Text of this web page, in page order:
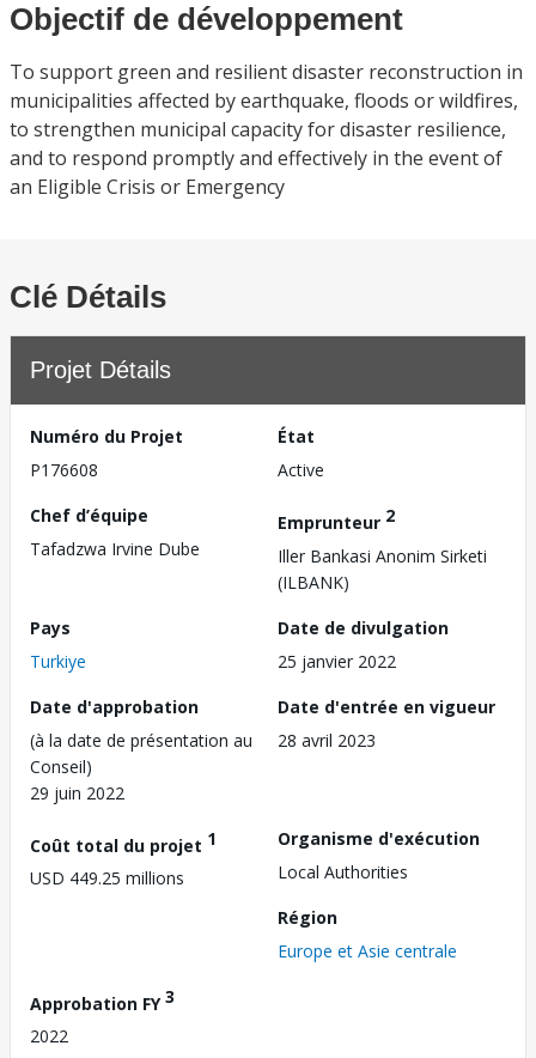
Objectif de développement
To support green and resilient disaster reconstruction in
municipalities affected by earthquake, floods or wildfires,
to strengthen municipal capacity for disaster resilience,
and to respond promptly and effectively in the event of
an Eligible Crisis or Emergency
Clé Détails
Projet Détails
Numéro du Projet
P176608
État
Active
Chef d’équipe
Tafadzwa Irvine Dube
Emprunteur 2
Iller Bankasi Anonim Sirketi
(ILBANK)
Pays
Turkiye
Date de divulgation
25 janvier 2022
Date d'approbation
(à la date de présentation au
Conseil)
29 juin 2022
Date d'entrée en vigueur
28 avril 2023
Coût total du projet 1
USD 449.25 millions
Organisme d'exécution
Local Authorities
Région
Europe et Asie centrale
Approbation FY3
2022